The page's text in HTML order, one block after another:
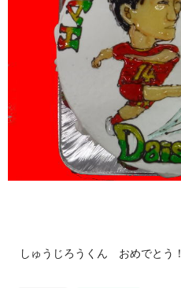
しゅうじろうくん おめでとう！